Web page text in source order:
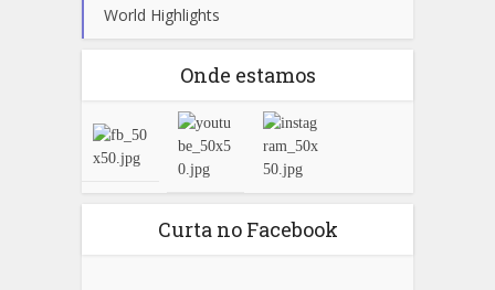
World Highlights
Onde estamos
Curta no Facebook